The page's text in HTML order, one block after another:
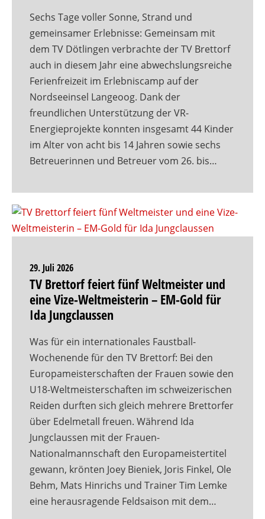
Sechs Tage voller Sonne, Strand und
gemeinsamer Erlebnisse: Gemeinsam mit
dem TV Dötlingen verbrachte der TV Brettorf
auch in diesem Jahr eine abwechslungsreiche
Ferienfreizeit im Erlebniscamp auf der
Nordseeinsel Langeoog. Dank der
freundlichen Unterstützung der VR-
Energieprojekte konnten insgesamt 44 Kinder
im Alter von acht bis 14 Jahren sowie sechs
Betreuerinnen und Betreuer vom 26. bis…
29. Juli 2026
TV Brettorf feiert fünf Weltmeister und
eine Vize-Weltmeisterin – EM-Gold für
Ida Jungclaussen
Was für ein internationales Faustball-
Wochenende für den TV Brettorf: Bei den
Europameisterschaften der Frauen sowie den
U18-Weltmeisterschaften im schweizerischen
Reiden durften sich gleich mehrere Brettorfer
über Edelmetall freuen. Während Ida
Jungclaussen mit der Frauen-
Nationalmannschaft den Europameistertitel
gewann, krönten Joey Bieniek, Joris Finkel, Ole
Behm, Mats Hinrichs und Trainer Tim Lemke
eine herausragende Feldsaison mit dem…